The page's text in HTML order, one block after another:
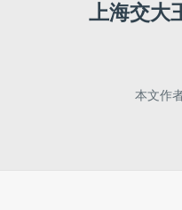
上海交大
本文作